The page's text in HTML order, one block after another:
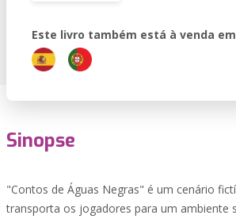
Este livro também está à venda
Sinopse
"Contos de Águas Negras" é um cenário
transporta os jogadores para um ambiente